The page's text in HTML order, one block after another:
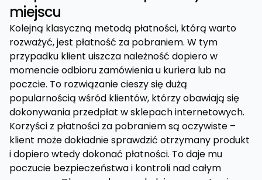
miejscu
Kolejną klasyczną metodą płatności, którą warto
rozważyć, jest płatność za pobraniem. W tym
przypadku klient uiszcza należność dopiero w
momencie odbioru zamówienia u kuriera lub na
poczcie. To rozwiązanie cieszy się dużą
popularnością wśród klientów, którzy obawiają się
dokonywania przedpłat w sklepach internetowych.
Korzyści z płatności za pobraniem są oczywiste –
klient może dokładnie sprawdzić otrzymany produkt
i dopiero wtedy dokonać płatności. To daje mu
poczucie bezpieczeństwa i kontroli nad całym